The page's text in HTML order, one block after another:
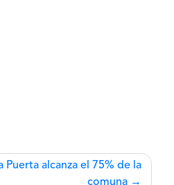
Puerta alcanza el 75% de la
comuna